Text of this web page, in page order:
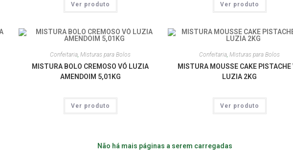
Ver produto Ver produto
Confeitaria, Misturas para Bolos
MISTURA BOLO CREMOSO VÓ LUZIA
AMENDOIM 5,01KG
Ver produto
Confeitaria, Misturas para Bolos
MISTURA MOUSSE CAKE PISTACHE
LUZIA 2KG
Ver produto
Não há mais páginas a serem carregadas